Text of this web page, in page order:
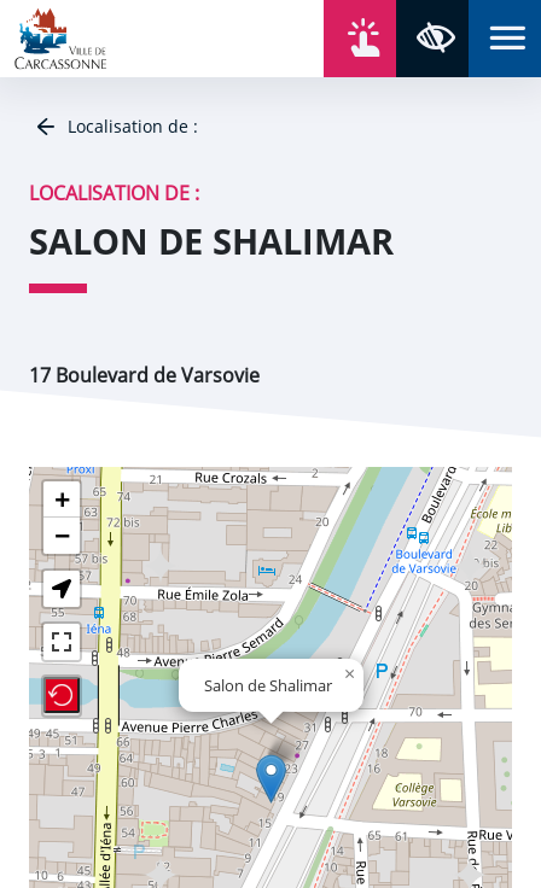
Aller au contenu
Aller au menu
Aller au plan du site
Aller à la recherche
Localisation de :
LOCALISATION DE :
SALON DE SHALIMAR
17 Boulevard de Varsovie
Salon de Shalimar ×
+
−
Recenter Map
Panneau de gestion des cookies